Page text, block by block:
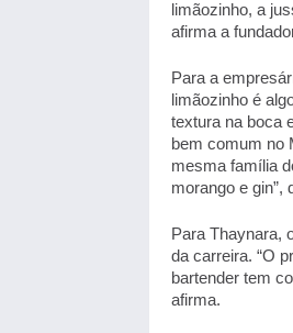
limãozinho, a
afirma a
Para a
limãozinho é
textura na boca
bem comum no
mesma família
morango e gin”,
Para Thaynara,
da carreira. “O
bartender tem
afirma.